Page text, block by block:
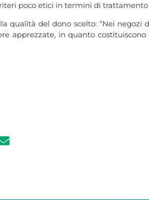
poco etici in termini di
qualità del dono scelto: “Nei negozi
apprezzate, in quanto